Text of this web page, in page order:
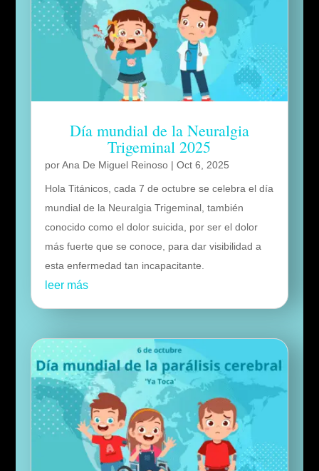
Día mundial de la Neuralgia
Trigeminal 2025
porAna De Miguel Reinoso| Oct 6, 2025
Hola Titánicos, cada 7 de octubre se celebra el día
mundial de la Neuralgia Trigeminal, también
conocido como el dolor suicida, por ser el dolor
más fuerte que se conoce, para dar visibilidad a
esta enfermedad tan incapacitante.
leer más